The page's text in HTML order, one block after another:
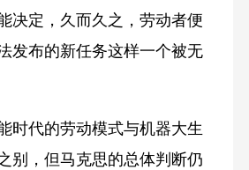
决定，久而久之，劳动者便
发布的新任务这样一个被无
代的劳动模式与机器大生
别，但马克思的总体判断仍